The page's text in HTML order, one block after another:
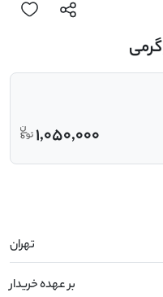
1,050,000
تهران
بر عهده خریدار